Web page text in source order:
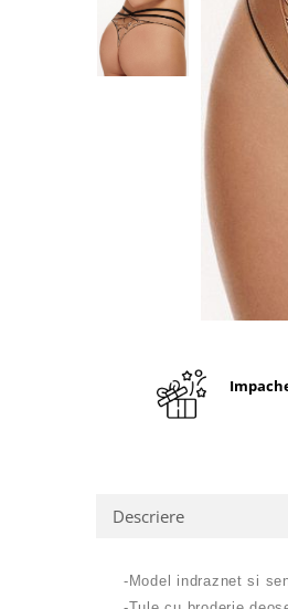
Descriere
-Model indraznet si